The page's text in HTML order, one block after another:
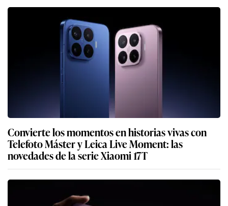
Convierte los momentos en historias vivas con
Telefoto Máster y Leica Live Moment: las
novedades de la serie Xiaomi 17T